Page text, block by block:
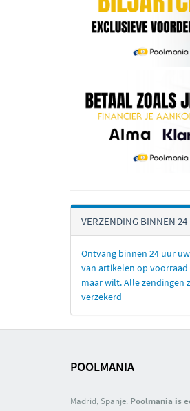
VERZENDING BINNEN 24
Ontvang binnen 24 uur
van artikelen op voorraad
maar wilt. Alle zendingen
verzekerd
POOLMANIA
Madrid, Spanje. Poolmania is